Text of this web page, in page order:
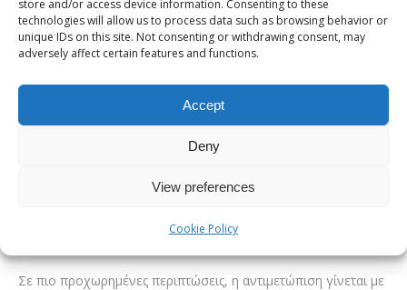
store and/or access device information. Consenting to these
technologies will allow us to process data such as browsing behavior or
unique IDs on this site. Not consenting or withdrawing consent, may
adversely affect certain features and functions.
Accept
Deny
View preferences
Cookie Policy
Η φλεβική ανεπάρκεια είναι μια νόσος πουεξελίσσεται
Όσο περνά ο καιρός, τα συμπτώματα τείνουν να
επιδεινώνονται τόσο σε ένταση όσο και σε συχνότητα, ενώ
αυξάνεται και η πιθανότητα σοβαρότερων επιπλοκών, όπως η
κιρσορραγίαή ηδημιουργία πληγών
Στα πιο ήπια στάδια, συνιστώνται απλά μέτρα όπως:
Σε πιο προχωρημένες περιπτώσεις, η αντιμετώπιση γίνεται με